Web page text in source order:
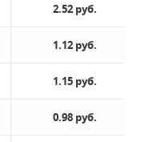
2.52 руб.
1.12 руб.
1.15 руб.
0.98 руб.